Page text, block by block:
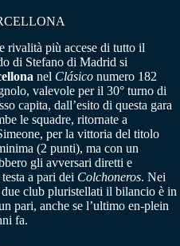
rivalità più accese di tutto il
di Stefano di Madrid si
nel Clásico numero 182
valevole per il 30° turno di
capita, dall’esito di questa gara
le squadre, ritornate a
per la vittoria del titolo
(2 punti), ma con un
gli avversari diretti e
a pari dei Colchoneros. Nei
club pluristellati il bilancio è in
pari, anche se l’ultimo en-plein
fa.